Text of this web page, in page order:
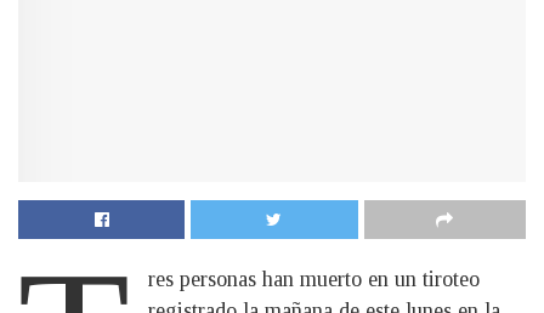
res personas han muerto en un tiroteo